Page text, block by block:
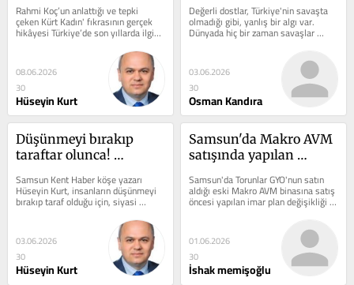
Rahmi Koç’un anlattığı ve tepki
çeken Kürt Kadın' fıkrasının gerçek
hikâyesi Türkiye’de son yıllarda ilginç
bir tartışma...
08.06.2026
30
Hüseyin Kurt
Değerli dostlar, Türkiye'nin savaşta
olmadığı gibi, yanlış bir algı var.
Dünyada hiç bir zaman savaşlar
bitmedi ve bitmeyecek....
03.06.2026
30
Osman Kandıra
Düşünmeyi bırakıp
taraftar olunca!
savunuyorlar!
Samsun Kent Haber köşe yazarı
Hüseyin Kurt, insanların düşünmeyi
bırakıp taraf olduğu için, siyasi
tartışmalarda hakikatı değil...
03.06.2026
30
Hüseyin Kurt
Samsun'da Makro AVM
satışında yapılan
değişikliği!
Samsun'da Torunlar GYO'nun satın
aldığı eski Makro AVM binasına satış
öncesi yapılan imar plan değişikliği
ile rant mı...
01.06.2026
30
İshak memişoğlu